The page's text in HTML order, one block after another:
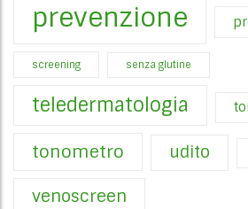
prevenzione
screening senza glutine
teledermatologia
tonometro udito
venoscreen